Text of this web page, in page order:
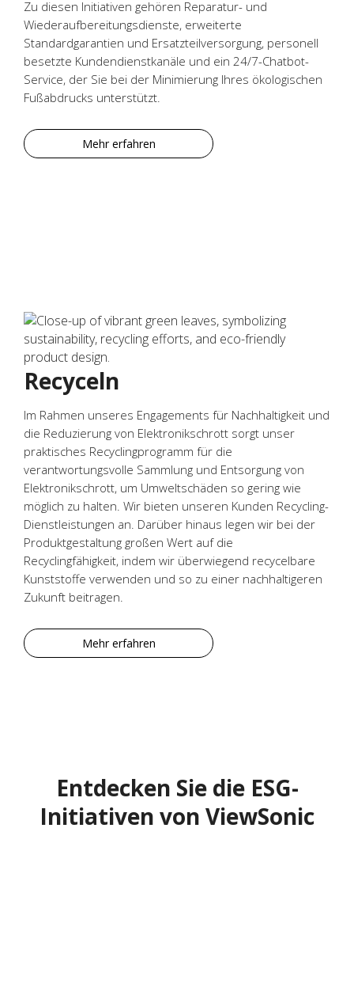
Zu diesen Initiativen gehören Reparatur- und
Wiederaufbereitungsdienste, erweiterte
Standardgarantien und Ersatzteilversorgung, personell
besetzte Kundendienstkanäle und ein 24/7-Chatbot-
Service, der Sie bei der Minimierung Ihres ökologischen
Fußabdrucks unterstützt.
Mehr erfahren
Recyceln
Im Rahmen unseres Engagements für Nachhaltigkeit und
die Reduzierung von Elektronikschrott sorgt unser
praktisches Recyclingprogramm für die
verantwortungsvolle Sammlung und Entsorgung von
Elektronikschrott, um Umweltschäden so gering wie
möglich zu halten. Wir bieten unseren Kunden Recycling-
Dienstleistungen an. Darüber hinaus legen wir bei der
Produktgestaltung großen Wert auf die
Recyclingfähigkeit, indem wir überwiegend recycelbare
Kunststoffe verwenden und so zu einer nachhaltigeren
Zukunft beitragen.
Mehr erfahren
Entdecken Sie die ESG-
Initiativen von ViewSonic